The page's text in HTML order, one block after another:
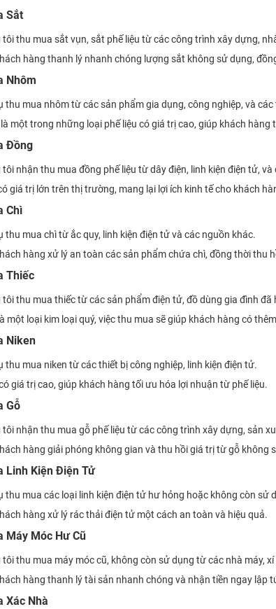
Sắt
tôi thu mua sắt vụn, sắt phế liệu từ các công trình xây dựng,
hàng thanh lý nhanh chóng lượng sắt không sử dụng,
Nhôm
thu mua nhôm từ các sản phẩm gia dụng, công nghiệp, và
một trong những loại phế liệu có giá trị cao, giúp khách hàng
Đồng
tôi nhận thu mua đồng phế liệu từ dây điện, linh kiện điện tử,
giá trị lớn trên thị trường, mang lại lợi ích kinh tế cho khách
Chì
thu mua chì từ ắc quy, linh kiện điện tử và các nguồn khác.
hàng xử lý an toàn các sản phẩm chứa chì, đồng thời thu
Thiếc
tôi thu mua thiếc từ các sản phẩm điện tử, đồ dùng gia đình đã
một loại kim loại quý, việc thu mua sẽ giúp khách hàng có
Niken
thu mua niken từ các thiết bị công nghiệp, linh kiện điện tử.
giá trị cao, giúp khách hàng tối ưu hóa lợi nhuận từ phế liệu.
Gỗ
tôi nhận thu mua gỗ phế liệu từ các công trình xây dựng, sản
hàng giải phóng không gian và thu hồi giá trị từ gỗ không
Linh Kiện Điện Tử
thu mua các loại linh kiện điện tử hư hỏng hoặc không còn sử
hàng xử lý rác thải điện tử một cách an toàn và hiệu quả.
Máy Móc Hư Cũ
tôi thu mua máy móc cũ, không còn sử dụng từ các nhà máy, xí
hàng thanh lý tài sản nhanh chóng và nhận tiền ngay lập
Xác Nhà